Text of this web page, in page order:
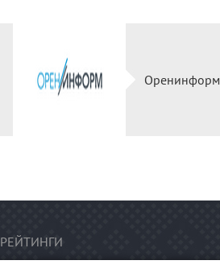
Оренинформ
РЕЙТИНГИ